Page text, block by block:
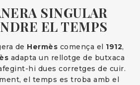
SINGULAR
EL TEMPS
de Hermès comença el 1912,
adapta un rellotge de butxaca
hi dues corretges de cuir.
el temps es troba amb el